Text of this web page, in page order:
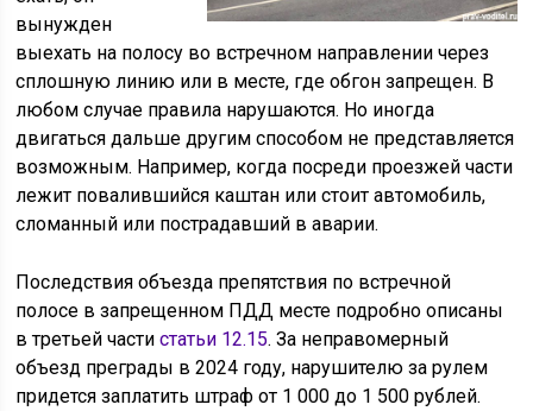
вынужден
выехать на полосу во встречном направлении через
сплошную линию или в месте, где обгон запрещен. В
любом случае правила нарушаются. Но иногда
двигаться дальше другим способом не представляется
возможным. Например, когда посреди проезжей части
лежит повалившийся каштан или стоит автомобиль,
сломанный или пострадавший в аварии.
Последствия объезда препятствия по встречной
полосе в запрещенном ПДД месте подробно описаны
в третьей частистатьи 12.15. За неправомерный
объезд преграды в 2024 году, нарушителю за рулем
придется заплатить штраф от 1 000 до 1 500 рублей.